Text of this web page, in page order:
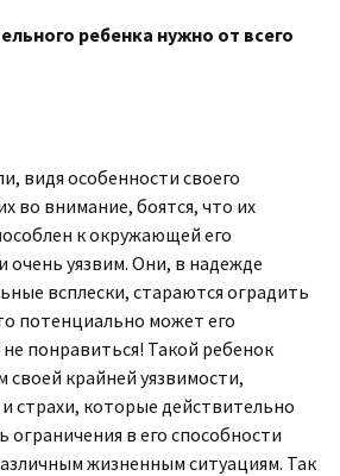
ребенка нужно от всего
видя особенности своего
во внимание, боятся, что их
к окружающей его
очень уязвим. Они, в надежде
всплески, стараются оградить
потенциально может его
понравиться! Такой ребенок
крайней уязвимости,
страхи, которые действительно
ограничения в его способности
жизненным ситуациям. Так